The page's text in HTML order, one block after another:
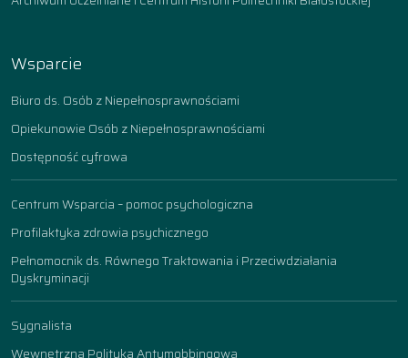
Wsparcie
Biuro ds. Osób z Niepełnosprawnościami
Opiekunowie Osób z Niepełnosprawnościami
Dostępność cyfrowa
Centrum Wsparcia – pomoc psychologiczna
Profilaktyka zdrowia psychicznego
Pełnomocnik ds. Równego Traktowania i Przeciwdziałania
Dyskryminacji
Sygnalista
Wewnętrzna Polityka Antymobbingowa